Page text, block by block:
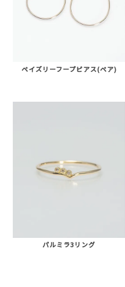
ペイズリーフープピアス(ペア)
パルミラ3リング